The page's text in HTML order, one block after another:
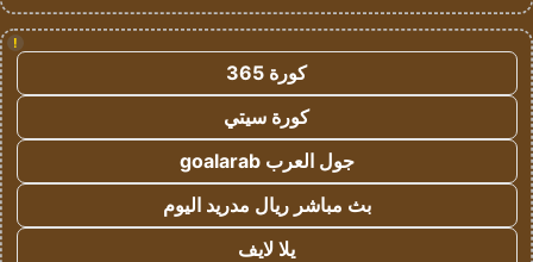
!
كورة 365
كورة سيتي
جول العرب goalarab
بث مباشر ريال مدريد اليوم
يلا لايف